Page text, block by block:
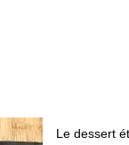
Le dessert